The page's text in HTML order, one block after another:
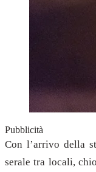
Pubblicità
Con l’arrivo della
serale tra locali,